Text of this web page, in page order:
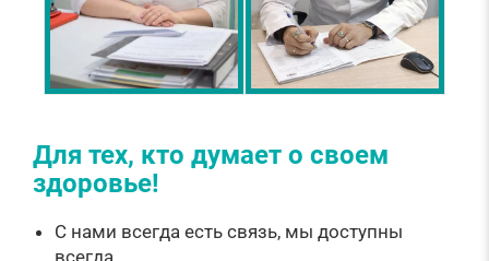
Для тех, кто думает о своем
здоровье!
С нами всегда есть связь, мы доступны